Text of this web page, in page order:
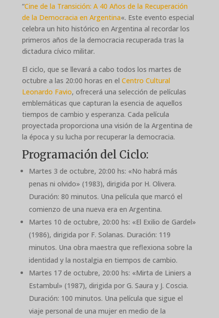
“Cine de la Transición: A 40 Años de la Recuperación
de la Democracia en Argentina«. Este evento especial
celebra un hito histórico en Argentina al recordar los
primeros años de la democracia recuperada tras la
dictadura cívico militar.
El ciclo, que se llevará a cabo todos los martes de
octubre a las 20:00 horas en el Centro Cultural
Leonardo Favio, ofrecerá una selección de películas
emblemáticas que capturan la esencia de aquellos
tiempos de cambio y esperanza. Cada película
proyectada proporciona una visión de la Argentina de
la época y su lucha por recuperar la democracia.
Programación del Ciclo:
Martes 3 de octubre, 20:00 hs: «No habrá más
penas ni olvido» (1983), dirigida por H. Olivera.
Duración: 80 minutos. Una película que marcó el
comienzo de una nueva era en Argentina.
Martes 10 de octubre, 20:00 hs: «El Exilio de Gardel»
(1986), dirigida por F. Solanas. Duración: 119
minutos. Una obra maestra que reflexiona sobre la
identidad y la nostalgia en tiempos de cambio.
Martes 17 de octubre, 20:00 hs: «Mirta de Liniers a
Estambul» (1987), dirigida por G. Saura y J. Coscia.
Duración: 100 minutos. Una película que sigue el
viaje personal de una mujer en medio de la